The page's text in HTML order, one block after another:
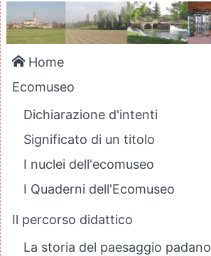
Home
Ecomuseo
Dichiarazione d'intenti
Significato di un titolo
I nuclei dell'ecomuseo
I Quaderni dell'Ecomuseo
Il percorso didattico
La storia del paesaggio padano